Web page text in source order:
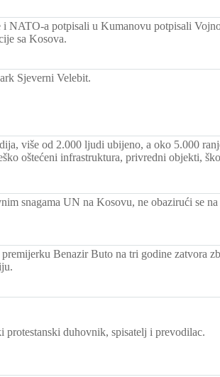
i NATO-a potpisali u Kumanovu potpisali
sa Kosova.
Sjeverni Velebit.
više od 2.000 ljudi ubijeno, a oko 5.000
oštećeni infrastruktura, privredni objekti,
snagama UN na Kosovu, ne obazirući se na
Benazir Buto na tri godine zatvora
protestanski duhovnik, spisatelj i prevodilac.